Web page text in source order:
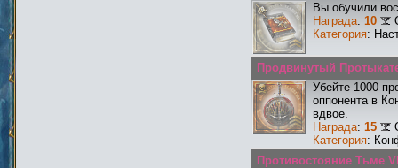
Вы обучили
Награда: 10
Категория:
Продвинутый
Убейте 1000
оппонента в
вдвое.
Награда: 15
Категория:
Противостояние Тьме